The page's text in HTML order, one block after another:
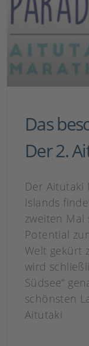
Das
Der 2.
Der Aitutaki
Islands
zweiten
Potential
Welt gekürt
wird
Südsee“
schönsten
Aitutaki